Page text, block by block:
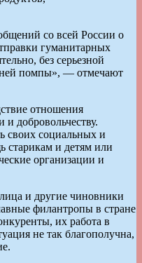
со всей России о
гуманитарных
без серьезной
помпы», — отмечают
отношения
и добровольчеству.
своих социальных и
и детям или
организации и
и другие чиновники
филантропы в стране
их работа в
не так благополучна,